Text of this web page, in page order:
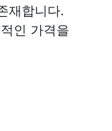
재합니다.
인 가격을